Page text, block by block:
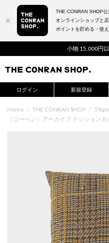
小物 15,000円
ログイン 新規登録
Home / THE CONRAN SHOP /
（コーヘン）アーカイブ クッション
THE CONRAN SHOP
オンラインショップと
ポイントを貯める・使